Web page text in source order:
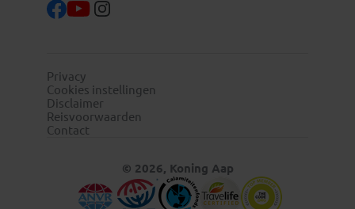
Privacy
Cookies instellingen
Disclaimer
Reisvoorwaarden
Contact
© 2026, Koning Aap